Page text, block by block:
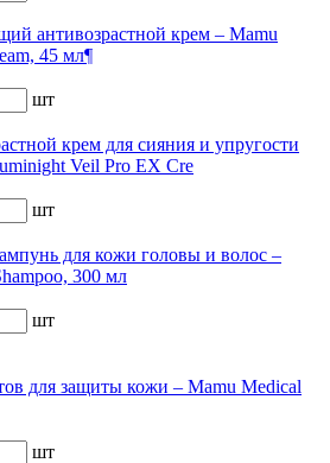
антивозрастной крем – Mamu
45 мл¶
шт
крем для сияния и упругости
Veil Pro EX Cre
шт
для кожи головы и волос –
300 мл
шт
для защиты кожи – Mamu Medical
шт